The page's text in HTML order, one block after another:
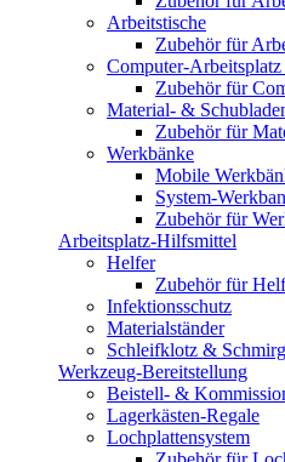
Arbeitstische
Zubehör für
Computer-
Zubehör für
Material- &
Zubehör für
Werkbänke
Mobile
System-
Zubehör für
Arbeitsplatz-Hilfsmittel
Helfer
Zubehör für
Infektionsschutz
Materialständer
Schleifklotz &
Werkzeug-Bereitstellung
Beistell- &
Lagerkästen-Regale
Lochplattensystem